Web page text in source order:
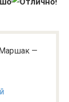
Маршак —